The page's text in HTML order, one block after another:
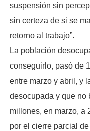
suspensión sin
sin certeza de si se
retorno al trabajo”.
La población
conseguirlo, pasó de
entre marzo y abril, y
desocupada y que no
millones, en marzo, a
por el cierre parcial